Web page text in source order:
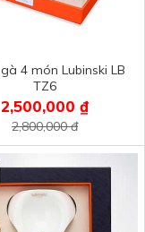
4 món Lubinski LB
TZ6
2,500,000 ₫
2,800,000 đ